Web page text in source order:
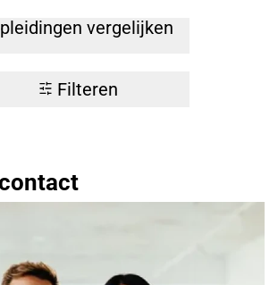
vergelijken
Filteren